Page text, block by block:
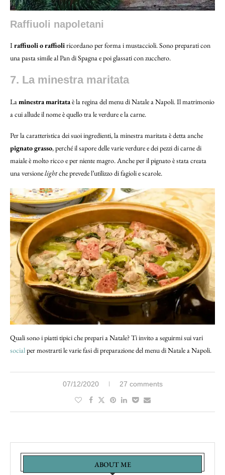
Raffiuoli napoletani
Iraffiuoli o raffioliricordano per forma i mustaccioli. Sono preparati con
una pasta simile al Pan di Spagna e poi glassati con zucchero.
7. La minestra maritata
Laminestra maritataè la regina del menu di Natale a Napoli. Il matrimonio
a cui allude il nome è quello tra le verdure e la carne.
Per la caratteristica dei suoi ingredienti, la minestra maritata è detta anche
pignato grasso, perché il sapore delle varie verdure e dei pezzi di carne di
maiale è molto ricco e per niente magro. Anche per il pignato è stata creata
una versionelightche prevede l’utilizzo di fagioli e scarole.
Quali sono i piatti tipici che prepari a Natale? Ti invito a seguirmi sui vari
socialper mostrarti le varie fasi di preparazione del menu di Natale a Napoli.
07/12/2020 27 comments
ABOUT ME